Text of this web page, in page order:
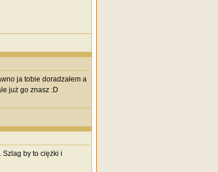
ja tobie doradzałem a
już go znasz :D
Szlag by to ciężki i